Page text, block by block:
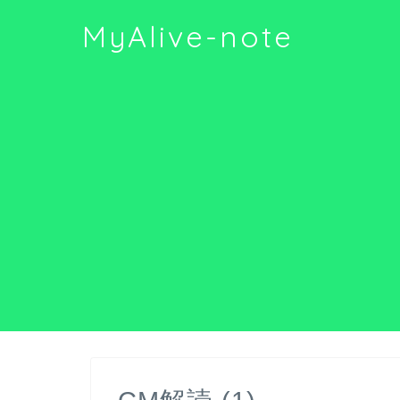
MyAlive-note